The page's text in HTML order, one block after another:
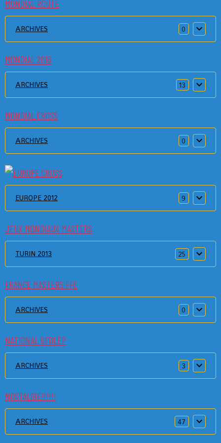
MONDIAL ROUTE
ARCHIVES 0
MONDIAL 2016
ARCHIVES 13
MONDIAL CROSS
ARCHIVES 0
EUROPE 2012 9
JEUX MONDIAUX MASTERS
TURIN 2013 25
FRANCE MASTERS FFC
ARCHIVES 0
NATIONAL UFOLEP
ARCHIVES 3
NOSTALGIE!!!!!!
ARCHIVES 47